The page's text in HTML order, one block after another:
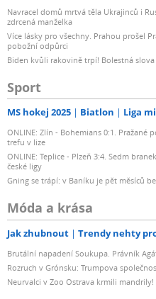
Navracel domů mrtvá těla Ukrajinců i
zdrcená manželka
Více lásky pro všechny. Prahou prošel
pobožní odpůrci
Biden kvůli rakovině trpí! Bolestná
Sport
MS hokej 2025 Biatlon Liga
ONLINE: Zlín - Bohemians 0:1.
trefu v lize
ONLINE: Teplice - Plzeň 3:4. Sedm
české ligy
Gning se trápí: v Baníku je pět měsíců
Móda a krása
Jak zhubnout Trendy nehty
Brutální napadení Soukupa. Právník
Rozruch v Grónsku: Trumpova
Neurvalci v Zoo Ostrava krmili